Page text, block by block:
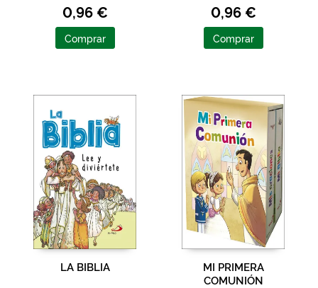
0,96 €
Comprar
0,96 €
Comprar
LA BIBLIA
MI PRIMERA
COMUNIÓN